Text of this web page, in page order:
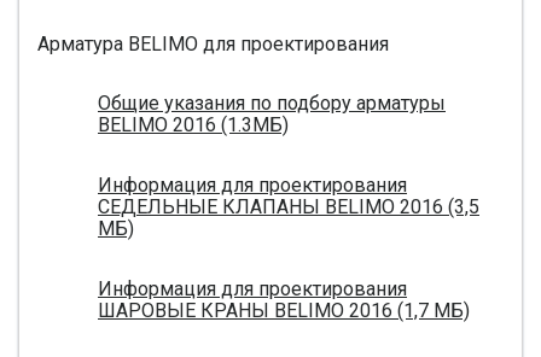
Арматура BELIMO для проектирования
Общие указания по подбору арматуры
BELIMO 2016 (1.3МБ)
Информация для проектирования
СЕДЕЛЬНЫЕ КЛАПАНЫ BELIMO 2016 (3,5
МБ)
Информация для проектирования
ШАРОВЫЕ КРАНЫ BELIMO 2016 (1,7 МБ)